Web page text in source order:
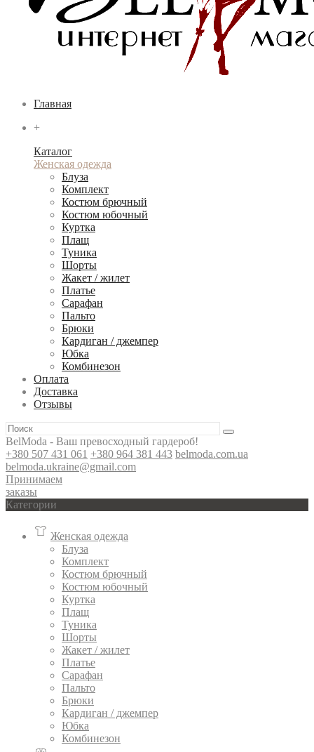
Главная
+
Каталог
Женская одежда
Блуза
Комплект
Костюм брючный
Костюм юбочный
Куртка
Плащ
Туника
Шорты
Жакет / жилет
Платье
Сарафан
Пальто
Брюки
Кардиган / джемпер
Юбка
Комбинезон
Оплата
Доставка
Отзывы
BelModa - Ваш превосходный гардероб!
+380 507 431 061 +380 964 381 443 belmoda.com.ua
belmoda.ukraine@gmail.com
Принимаем
заказы
Категории
Женская одежда
Блуза
Комплект
Костюм брючный
Костюм юбочный
Куртка
Плащ
Туника
Шорты
Жакет / жилет
Платье
Сарафан
Пальто
Брюки
Кардиган / джемпер
Юбка
Комбинезон